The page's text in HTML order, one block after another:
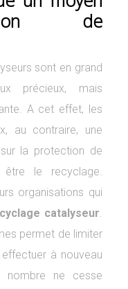
de
sont en grand
précieux, mais
A cet effet, les
au contraire, une
la protection de
être le recyclage.
organisations qui
catalyseur.
permet de limiter
à nouveau
nombre ne cesse